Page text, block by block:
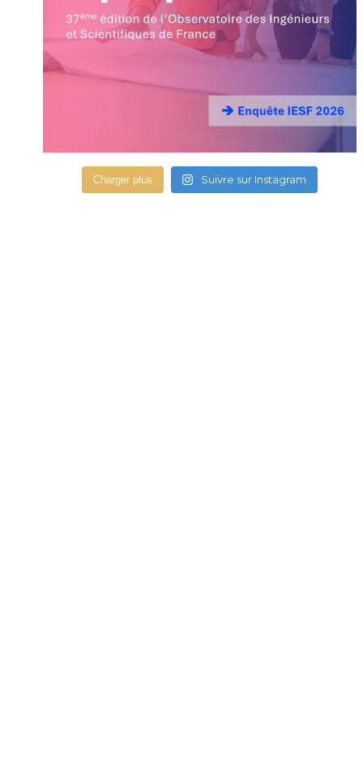
Charger plus Suivre sur Instagram